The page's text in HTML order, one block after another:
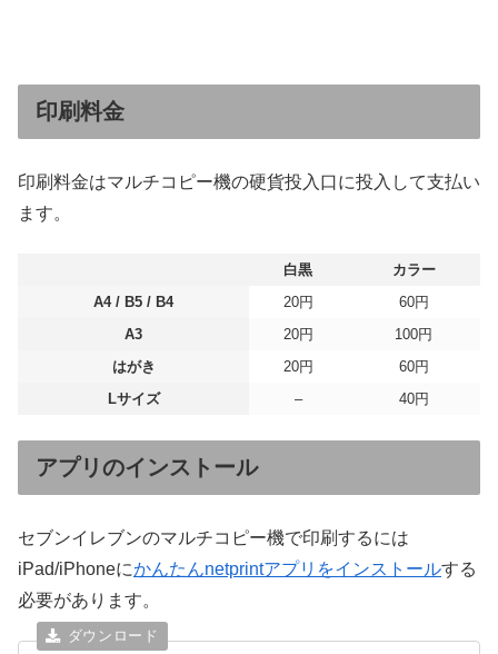
印刷料金
印刷料金はマルチコピー機の硬貨投入口に投入して支払い
ます。
白黒
カラー
A4 / B5 / B4
20円
60円
A3
20円
100円
はがき
20円
60円
Lサイズ
– 40円
アプリのインストール
セブンイレブンのマルチコピー機で印刷するには
iPad/iPhoneにかんたんnetprintアプリをインストールする
必要があります。